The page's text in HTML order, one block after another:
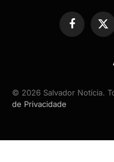
Facebook
X
© 2026 Salvador Notícia.
de Privacidade